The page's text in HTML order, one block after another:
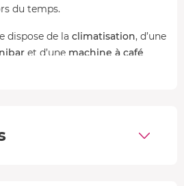
du temps.
dispose de la climatisation, d’une
et d’une machine à café